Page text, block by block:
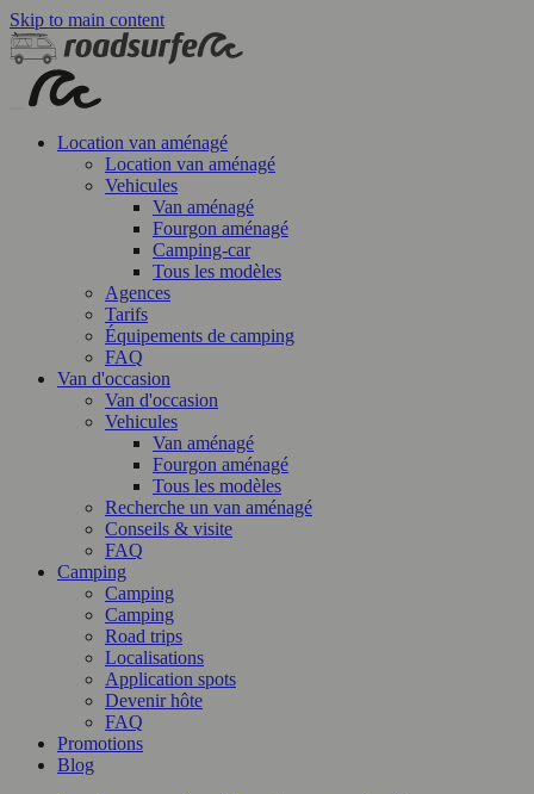
Skip to main content
Location van aménagé
Location van aménagé
Vehicules
Van aménagé
Fourgon aménagé
Camping-car
Tous les modèles
Agences
Tarifs
Équipements de camping
FAQ
Van d'occasion
Van d'occasion
Vehicules
Van aménagé
Fourgon aménagé
Tous les modèles
Recherche un van aménagé
Conseils & visite
FAQ
Camping
Camping
Camping
Road trips
Localisations
Application spots
Devenir hôte
FAQ
Promotions
Blog